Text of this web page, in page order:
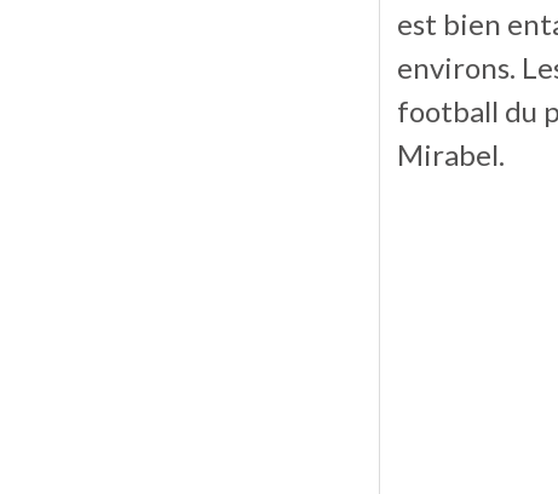
est bien
environs.
football du
Mirabel.